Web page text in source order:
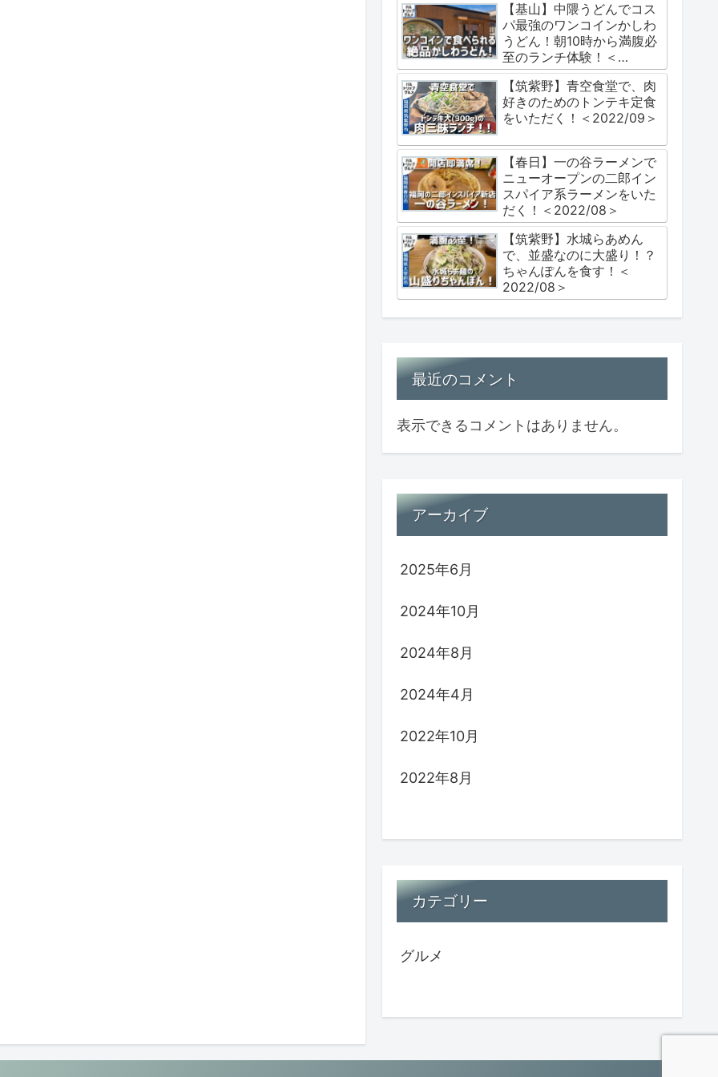
2025/06＞
【基山】中隈うどんでコス
パ最強のワンコインかしわ
うどん！朝10時から満腹必
至のランチ体験！＜
2024/09＞
【筑紫野】青空食堂で、肉
好きのためのトンテキ定食
をいただく！＜2022/09＞
【春日】一の谷ラーメンで
ニューオープンの二郎イン
スパイア系ラーメンをいた
だく！＜2022/08＞
【筑紫野】水城らあめん
で、並盛なのに大盛り！？
ちゃんぽんを食す！＜
2022/08＞
最近のコメント
表示できるコメントはありません。
アーカイブ
2025年6月
2024年10月
2024年8月
2024年4月
2022年10月
2022年8月
カテゴリー
グルメ